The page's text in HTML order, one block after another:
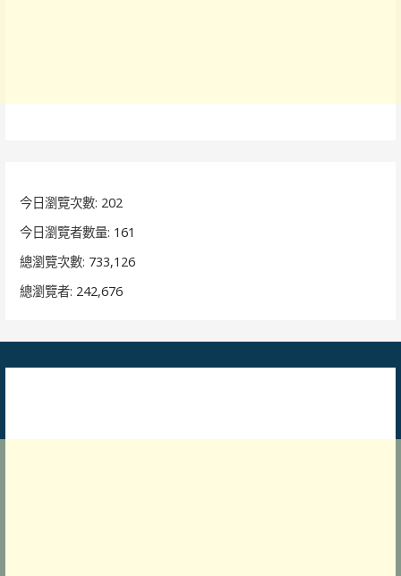
今日瀏覽次數: 202
今日瀏覽者數量: 161
總瀏覽次數: 733,126
總瀏覽者: 242,676